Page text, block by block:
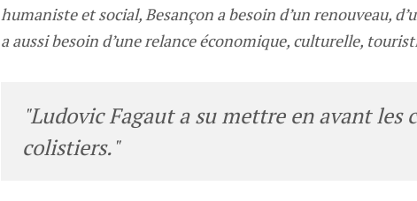
humaniste et social, Besançon a besoin d’un renouveau,
a aussi besoin d’une relance économique, culturelle,
"Ludovic Fagaut a su mettre en avant les
colistiers."